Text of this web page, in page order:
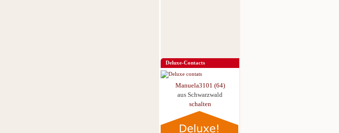
Deluxe-Contacts
Manuela3101 (64)
aus Schwarzwald
schalten